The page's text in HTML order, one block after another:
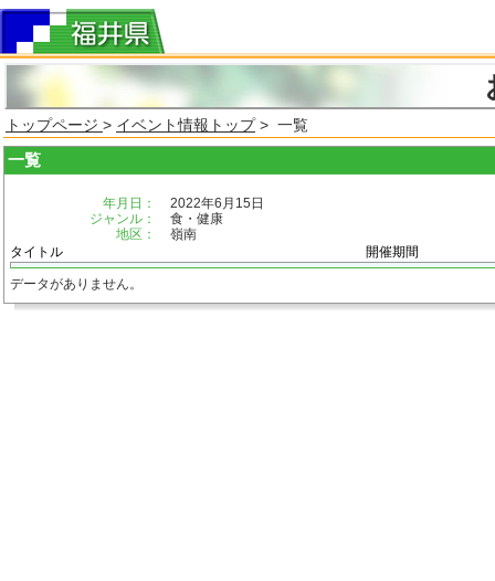
トップページ > イベント情報トップ> 一覧
一覧
年月日：
2022年6月15日
ジャンル：
食・健康
地区：
嶺南
タイトル
開催期間
データがありません。